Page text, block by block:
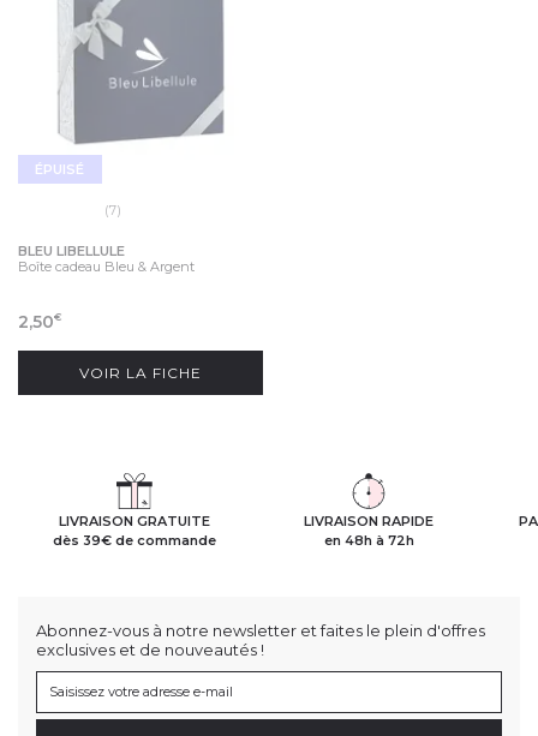
ÉPUISÉ
(7)
BLEU LIBELLULE
Boîte cadeau Bleu & Argent
2,50€
VOIR LA FICHE
LIVRAISON GRATUITE
dès 39€ de commande
LIVRAISON RAPIDE
en 48h à 72h
Abonnez-vous à notre newsletter et faites le plein d'offres
exclusives et de nouveautés !